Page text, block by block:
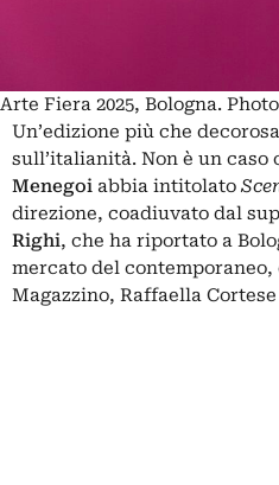
Arte Fiera 2025, Bologna.
Un’edizione più che
sull’italianità. Non è un caso
Menegoi abbia intitolato
direzione, coadiuvato dal
Righi, che ha riportato a
mercato del contemporaneo,
Magazzino, Raffaella